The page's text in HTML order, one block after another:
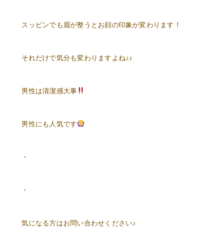
スッピンでも眉が整うとお顔の印象が変わります！
それだけで気分も変わりますよね♪♪
男性は清潔感大事
男性にも人気です
・
・
気になる方はお問い合わせください♪